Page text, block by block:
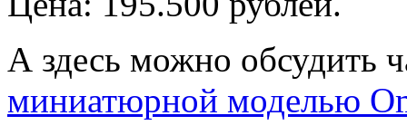
А здесь можно обсудить
миниатюрной моделью